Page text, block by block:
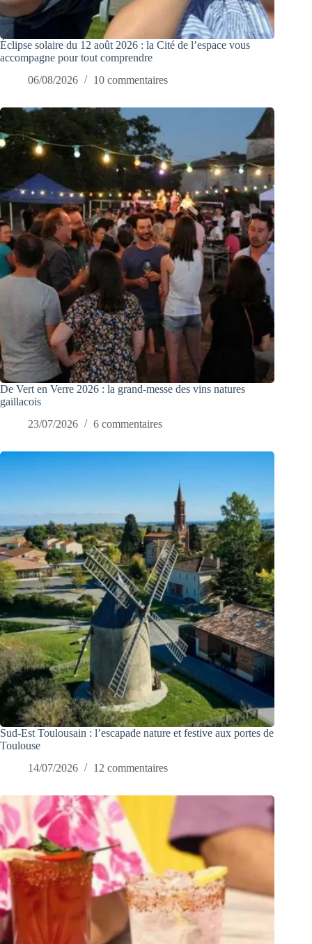
Éclipse solaire du 12 août 2026 : la Cité de l’espace vous
accompagne pour tout comprendre
06/08/2026
10 commentaires
De Vert en Verre 2026 : la grand-messe des vins natures
gaillacois
23/07/2026
6 commentaires
Sud-Est Toulousain : l’escapade nature et festive aux portes de
Toulouse
14/07/2026
12 commentaires